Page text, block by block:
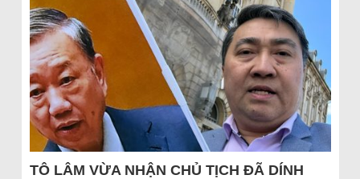
TÔ LÂM VỪA NHẬN CHỦ TỊCH ĐÃ DÍNH